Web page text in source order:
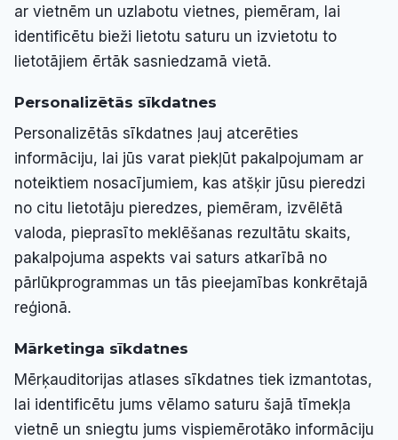
ar vietnēm un uzlabotu vietnes, piemēram, lai
identificētu bieži lietotu saturu un izvietotu to
lietotājiem ērtāk sasniedzamā vietā.
Personalizētās sīkdatnes
Personalizētās sīkdatnes ļauj atcerēties
informāciju, lai jūs varat piekļūt pakalpojumam ar
noteiktiem nosacījumiem, kas atšķir jūsu pieredzi
no citu lietotāju pieredzes, piemēram, izvēlētā
valoda, pieprasīto meklēšanas rezultātu skaits,
pakalpojuma aspekts vai saturs atkarībā no
pārlūkprogrammas un tās pieejamības konkrētajā
reģionā.
Mārketinga sīkdatnes
Mērķauditorijas atlases sīkdatnes tiek izmantotas,
lai identificētu jums vēlamo saturu šajā tīmekļa
vietnē un sniegtu jums vispiemērotāko informāciju